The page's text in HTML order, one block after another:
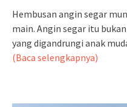
Hembusan angin segar
main. Angin segar itu
yang digandrungi anak
(Baca selengkapnya)